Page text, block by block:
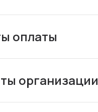
оплаты
организации